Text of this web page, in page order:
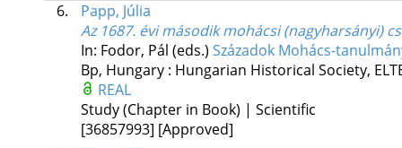
6.
Papp, Júlia
Az 1687. évi második mohácsi (nagyharsányi)
In: Fodor, Pál (eds.) Századok Mohács-
Bp, Hungary : Hungarian Historical Society,
REAL
Study (Chapter in Book) | Scientific
[36857993] [Approved]